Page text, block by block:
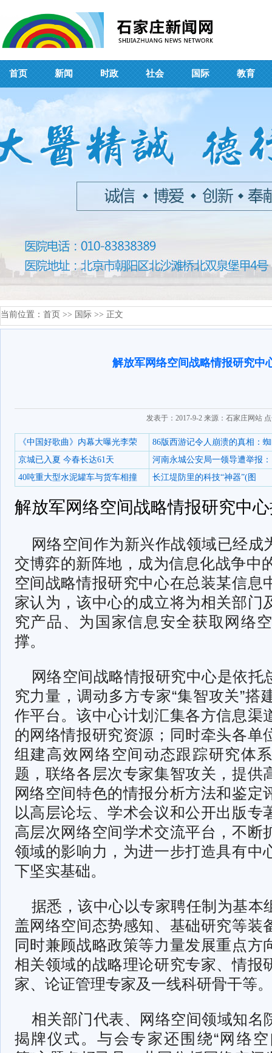
首页 新闻 时政 社会 国际 教育
当前位置： 首页 >> 国际 >> 正文
解放军网络空间战略情报研究中
发表于：2017-9-2 来源：石家庄网站
《中国好歌曲》内幕大曝光李荣
86版西游记令人崩溃的真相：蜘
京城已入夏 今春长达61天
河南永城公安局一领导遭举报：
40吨重大型水泥罐车与货车相撞
长江堤防里的科技“神器”(图
解放军网络空间战略情报研究中
网络空间作为新兴作战领域已经成
交博弈的新阵地，成为信息化战争中
空间战略情报研究中心在总装某信息
家认为，该中心的成立将为相关部门
究产品、为国家信息安全获取网络
撑。
网络空间战略情报研究中心是依托
究力量，调动多方专家“集智攻关”搭
作平台。该中心计划汇集各方信息渠
的网络情报研究资源；同时牵头各单
组建高效网络空间动态跟踪研究体
题，联络各层次专家集智攻关，提供
网络空间特色的情报分析方法和鉴定
以高层论坛、学术会议和公开出版专
高层次网络空间学术交流平台，不断
领域的影响力，为进一步打造具有中
下坚实基础。
据悉，该中心以专家聘任制为基本
盖网络空间态势感知、基础研究等装
同时兼顾战略政策等力量发展重点方
相关领域的战略理论研究专家、情报
家、论证管理专家及一线科研骨干等。
相关部门代表、网络空间领域知名
揭牌仪式。与会专家还围绕“网络